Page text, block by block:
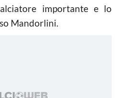
importante e lo
Mandorlini.